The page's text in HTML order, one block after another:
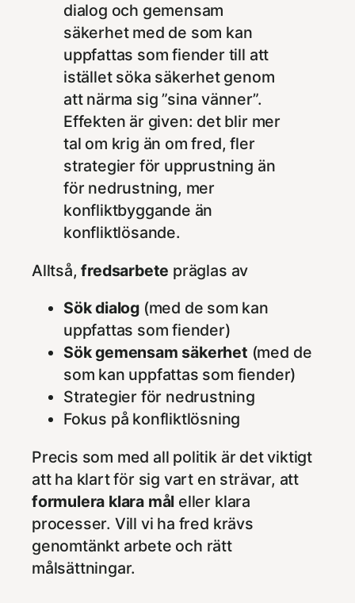
dialog och gemensam
säkerhet med de som kan
uppfattas som fiender till att
istället söka säkerhet genom
att närma sig ”sina vänner”.
Effekten är given: det blir mer
tal om krig än om fred, fler
strategier för upprustning än
för nedrustning, mer
konfliktbyggande än
konfliktlösande.
Alltså,fredsarbete präglas av
Sök dialog (med de som kan
uppfattas som fiender)
Sök gemensam säkerhet (med de
som kan uppfattas som fiender)
Strategier för nedrustning
Fokus på konfliktlösning
Precis som med all politik är det viktigt
att ha klart för sig vart en strävar, att
formulera klara mål eller klara
processer. Vill vi ha fred krävs
genomtänkt arbete och rätt
målsättningar.